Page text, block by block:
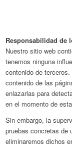
Responsabilidad de
Nuestro sitio web
tenemos ninguna
contenido de
contenido de las
enlazarlas para
en el momento de
Sin embargo, la
pruebas concretas de
eliminaremos dichos